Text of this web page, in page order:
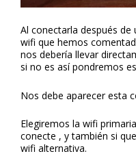
Al conectarla después
wifi que hemos
nos debería llevar
si no es así pondremos
Nos debe aparecer esta
Elegiremos la wifi
conecte , y también si
wifi alternativa.